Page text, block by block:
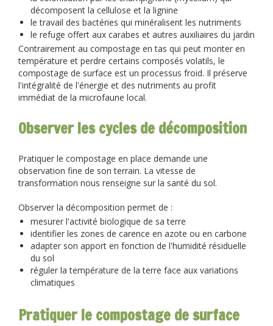
décomposent la cellulose et la lignine
le travail des bactéries qui minéralisent les nutriments
le refuge offert aux carabes et autres auxiliaires du jardin
Contrairement au compostage en tas qui peut monter en
température et perdre certains composés volatils, le
compostage de surface est un processus froid. Il préserve
l'intégralité de l'énergie et des nutriments au profit
immédiat de la microfaune local.
Observer les cycles de décomposition
Pratiquer le compostage en place demande une
observation fine de son terrain. La vitesse de
transformation nous renseigne sur la santé du sol.
Observer la décomposition permet de :
mesurer l'activité biologique de sa terre
identifier les zones de carence en azote ou en carbone
adapter son apport en fonction de l'humidité résiduelle
du sol
réguler la température de la terre face aux variations
climatiques
Pratiquer le compostage de surface